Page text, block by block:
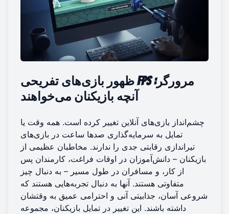
ظهور بازی‌های تفریحی FPS مرورگر:
آنچه بازیکنان می‌خواهند
چشم‌انداز بازی‌های آنلاین تغییر کرده است. همه وقت یا
تمایل به سرمایه‌گذاری صدها ساعت در بازی‌های
تیراندازی رقابتی جدی را ندارند. مخاطبان عظیمی از
بازیکنان – دانش‌آموزان در اوقات فراغت، کارمندان پس
از کار، و مسافران در طول مسیر – به دنبال چیز
متفاوتی هستند. آنها به دنبال تجربه‌هایی هستند که
شروعی آسان، جذابیتی آنی و احترامی عمیق به وقتشان
داشته باشند. این تغییر در تمایل بازیکنان، مجموعه